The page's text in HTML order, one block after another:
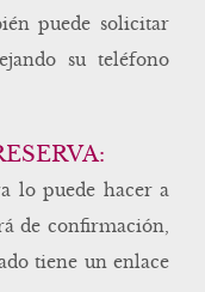
puede solicitar
su teléfono
lo puede hacer a
de confirmación,
tiene un enlace